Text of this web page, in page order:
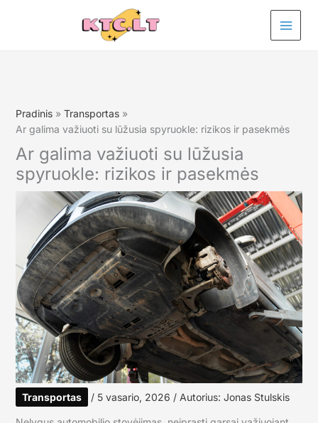
Pradinis
Transportas
Ar galima važiuoti su lūžusia spyruokle: rizikos ir pasekmės
Ar galima važiuoti su lūžusia
spyruokle: rizikos ir pasekmės
Transportas / 5 vasario, 2026 / Autorius: Jonas Stulskis